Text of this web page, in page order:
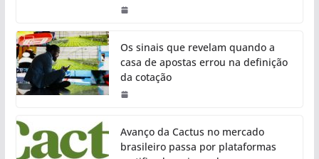
Os sinais que revelam quando a
casa de apostas errou na definição
da cotação
Avanço da Cactus no mercado
brasileiro passa por plataformas